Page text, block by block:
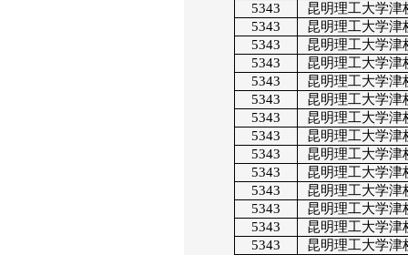
5343
昆明理工大学津
5343
昆明理工大学津
5343
昆明理工大学津
5343
昆明理工大学津
5343
昆明理工大学津
5343
昆明理工大学津
5343
昆明理工大学津
5343
昆明理工大学津
5343
昆明理工大学津
5343
昆明理工大学津
5343
昆明理工大学津
5343
昆明理工大学津
5343
昆明理工大学津
5343
昆明理工大学津